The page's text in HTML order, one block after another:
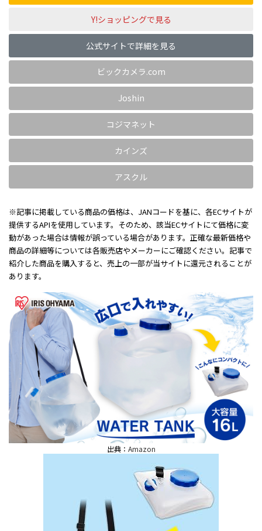
Y!ショッピングで見る
公式サイトで詳細を見る
ビックカメラ.com
Joshin
コジマネット
カインズ
アスクル
※記事に掲載している商品の価格は、JANコードを基に、各ECサイトが
提供するAPIを使用しています。そのため、該当ECサイトにて価格に変
動があった場合は情報が誤っている場合があります。正確な最新価格や
商品の詳細等については各販売店やメーカーにご確認ください。記事で
紹介した商品を購入すると、売上の一部が当サイトに還元されることが
あります。
出典： Amazon